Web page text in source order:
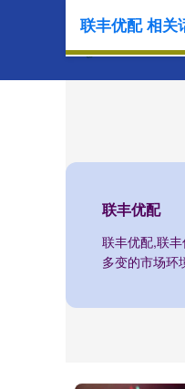
联丰优配
联丰优配,联
多变的市场环
联丰优配 相关